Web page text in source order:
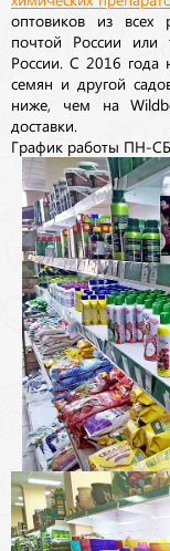
оптовиков из всех
почтой России или
России. С 2016 года
семян и другой
ниже, чем на
доставки.
График работы ПН-